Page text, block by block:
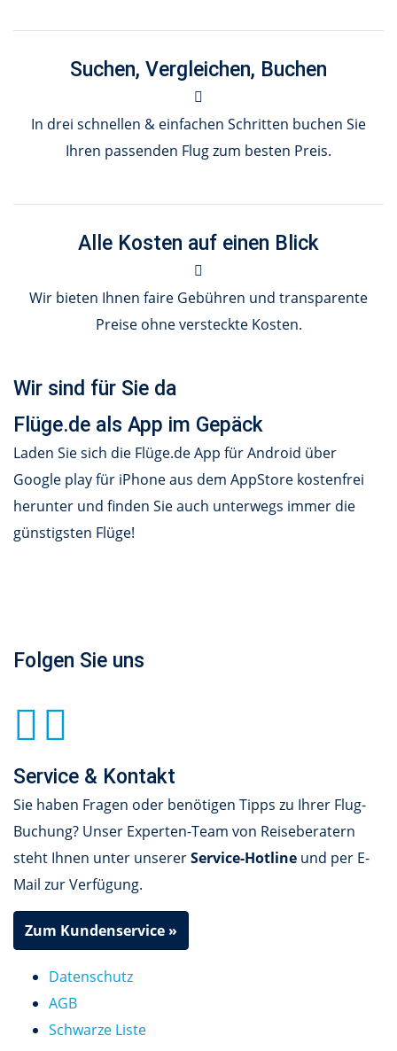
Suchen, Vergleichen, Buchen
In drei schnellen & einfachen Schritten buchen Sie
Ihren passenden Flug zum besten Preis.
Alle Kosten auf einen Blick
Wir bieten Ihnen faire Gebühren und transparente
Preise ohne versteckte Kosten.
Wir sind für Sie da
Flüge.de als App im Gepäck
Laden Sie sich die Flüge.de App für Android über
Google play für iPhone aus dem AppStore kostenfrei
herunter und finden Sie auch unterwegs immer die
günstigsten Flüge!
Folgen Sie uns
Service & Kontakt
Sie haben Fragen oder benötigen Tipps zu Ihrer Flug-
Buchung? Unser Experten-Team von Reiseberatern
steht Ihnen unter unsererService-Hotline und per E-
Mail zur Verfügung.
Zum Kundenservice »
Datenschutz
AGB
Schwarze Liste